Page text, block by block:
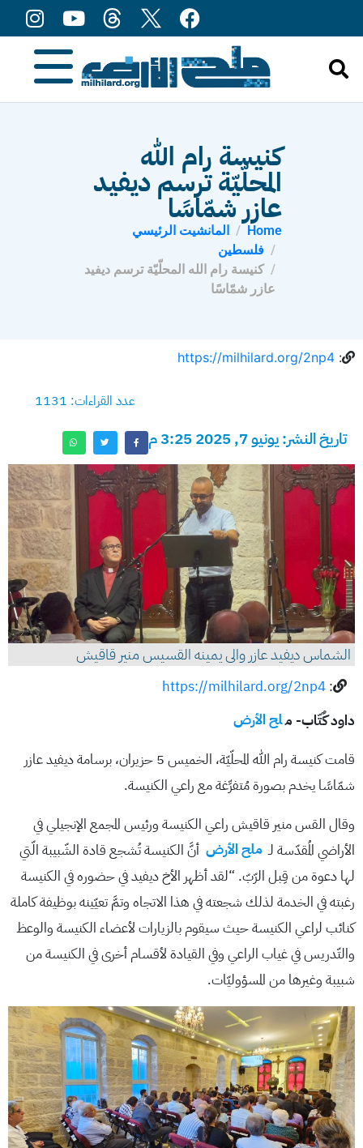
كنيسة رام الله
المحلّيّة ترسم ديفيد
عازر شمّاسًا
Home
المانشيت الرئيسي
فلسطين
كنيسة رام الله المحلّيّة ترسم ديفيد
عازر شمّاسًا
:
https://milhilard.org/2np4
عدد القراءات: 1131
تاريخ النشر: يونيو 7, 2025 3:25 م
الشماس ديفيد عازر والى يمينه القسيس منير قاقيش
:
https://milhilard.org/2np4
داود كٌتّاب- ملح الأرض
قامت كنيسة رام الله المحلّيّة، الخميس 5 حزيران، برسامة ديفيد عازر
شمّاسًا يخدم بصورة مُتفرِّغة مع راعي الكنيسة.
وقال القس منير قاقيش راعي الكنيسة ورئيس المجمع الإنجيلي في
الأراضي المُقدّسة لـ ملح الأرض أنَّ الكنيسة تُشجع قادة الشّبيبة الّتي
لها دعوة من قِبل الرّبّ. “لقد أظهر الأخ ديفيد في حضوره في الكنيسة
رغبته في الخدمة لذلك شجعته في هذا الاتجاه وتمَّ تعيّينه بوظيفة كاملة
كنائب لراعي الكنيسة حيث سيقوم بالزيارات لأعضاء الكنيسة والوعظ
والتّدريس في غياب الراعي وفي القيادة لأقسام أخرى في الكنيسة من
شبيبة وغيرها من المسؤوليّات.